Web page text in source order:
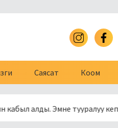
Саясат Коом
Эмне тууралуу кеп